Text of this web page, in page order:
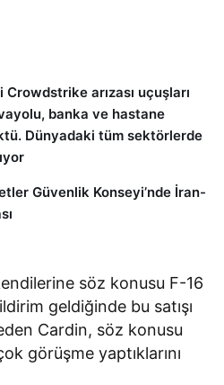
arızası uçuşları
banka ve hastane
Dünyadaki tüm sektörlerde
Güvenlik Konseyi’nde İran-
söz konusu F-16
geldiğinde bu satışı
Cardin, söz konusu
görüşme yaptıklarını